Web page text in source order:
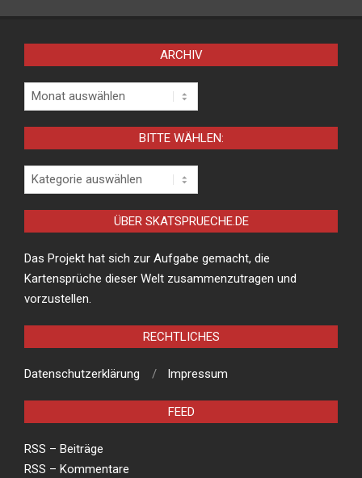
ARCHIV
Archiv
BITTE WÄHLEN:
Bitte
wählen:
ÜBER SKATSPRUECHE.DE
Das Projekt hat sich zur Aufgabe gemacht, die
Kartensprüche dieser Welt zusammenzutragen und
vorzustellen.
RECHTLICHES
Datenschutzerklärung Impressum
FEED
RSS – Beiträge
RSS – Kommentare